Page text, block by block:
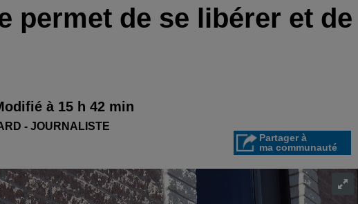
permet de se libérer et de
à 15 h 42 min
- JOURNALISTE
Partager à
ma communauté